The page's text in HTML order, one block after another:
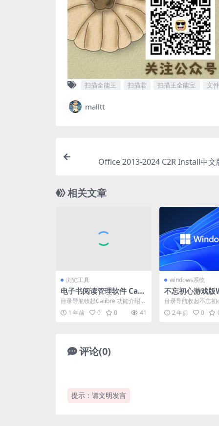
扫描全能王 扫描君 扫描王全能宝 文
malltt
Office 2013-2024 C2R Install中文
相关文章
浏览工具
电子书阅读管理软件 Cali
bre v8.6.0 官方安装
目录导航收起Calibre 功能介绍C
alibre 功能特点下载地址目录导
航收起...
1 年前 0 0 41
windows系统
不忘初心游戏
目录导航收起不忘
n11精简版系统概述
特点描述系统集成保
2 年前 0
评论(0)
提示：请文明发言